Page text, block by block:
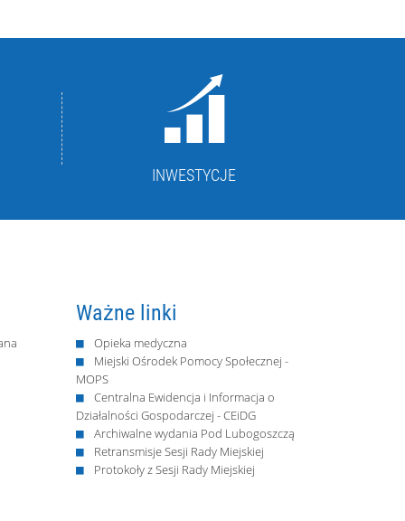
INWESTYCJE
Ważne linki
Opieka medyczna
Miejski Ośrodek Pomocy Społecznej -
MOPS
Centralna Ewidencja i Informacja o
Działalności Gospodarczej - CEiDG
Archiwalne wydania Pod Lubogoszczą
Retransmisje Sesji Rady Miejskiej
Protokoły z Sesji Rady Miejskiej